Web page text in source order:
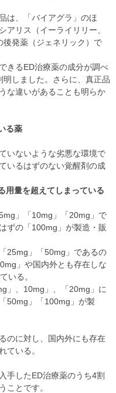
は、「バイアグラ」のほ
アリス（イーライリリー、
発薬（ジェネリック）で
きるED治療薬の成分が調べ
しました。さらに、真正品
な違いがあることも明らか
る薬
いないような劣悪な環境で
いるはずのない覚醒剤の成
用量を超えてしまっている
」「10mg」「20mg」で
ずの「100mg」が製造・販
25mg」「50mg」であるの
」や国内外とも存在しな
いる。
」、10mg」、「20mg」に
50mg」「100mg」が製
のに対し、国内外にも存在
ている。
手したED治療薬のうち4割
ことです。